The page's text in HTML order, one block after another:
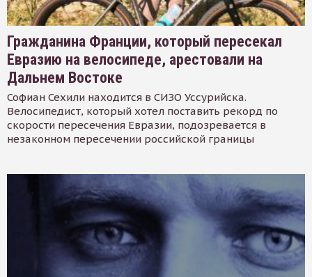
Гражданина Франции, который пересекал
Евразию на велосипеде, арестовали на
Дальнем Востоке
Софиан Сехили находится в СИЗО Уссурийска.
Велосипедист, который хотел поставить рекорд по
скорости пересечения Евразии, подозревается в
незаконном пересечении российской границы